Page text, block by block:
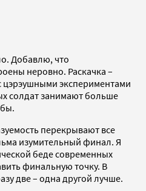
Добавлю, что
неровно. Раскачка –
цэрэушными экспериментами
солдат занимают больше
перекрывают все
изумительный финал. Я
беде современных
финальную точку. В
две – одна другой лучше.